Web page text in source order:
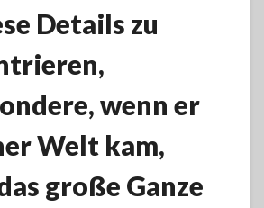
Details zu
wenn er
Welt kam,
große Ganze